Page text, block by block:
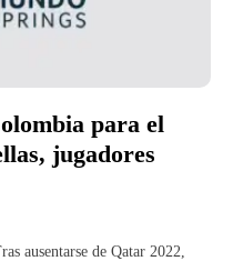
para el
jugadores
ausentarse de Qatar 2022,